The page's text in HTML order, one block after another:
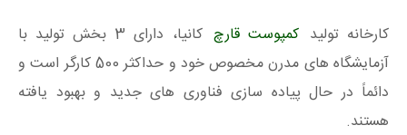
کارخانه تولید کمپوست قارچ
کانیا، دارای 3 بخش تولید با
آزمایشگاه های مدرن مخصوص خود و حداکثر 500 کارگر است و
دائماً در حال پیاده سازی فناوری های جدید و بهبود یافته
هستند.